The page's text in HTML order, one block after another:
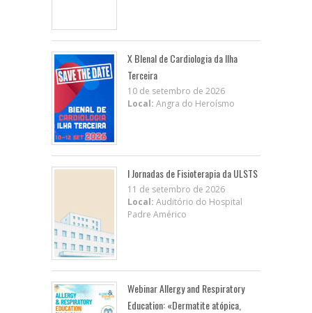
X BIenal de Cardiologia da Ilha
Terceira
10 de setembro de 2026
Local: Angra do Heroísmo
I Jornadas de Fisioterapia da ULSTS
11 de setembro de 2026
Local: Auditório do Hospital
Padre Américo
Webinar Allergy and Respiratory
Education: «Dermatite atópica,